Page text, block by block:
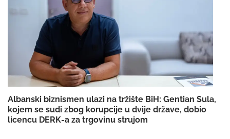
Albanski biznismen ulazi na tržište BiH: Gentian Sula,
kojem se sudi zbog korupcije u dvije države, dobio
licencu DERK-a za trgovinu strujom